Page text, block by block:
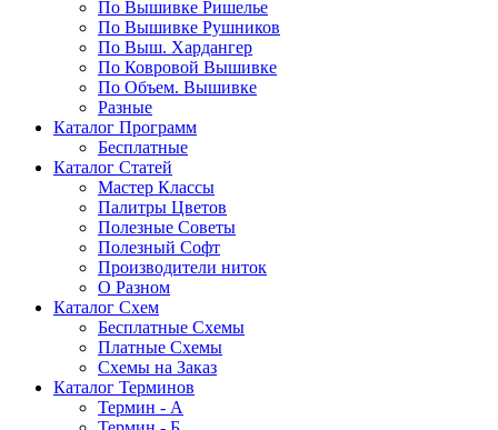
По Вышивке Ришелье
По Вышивке Рушников
По Выш. Хардангер
По Ковровой Вышивке
По Объем. Вышивке
Разные
Каталог Программ
Бесплатные
Каталог Статей
Мастер Классы
Палитры Цветов
Полезные Советы
Полезный Софт
Производители ниток
О Разном
Каталог Схем
Бесплатные Схемы
Платные Схемы
Схемы на Заказ
Каталог Терминов
Термин - А